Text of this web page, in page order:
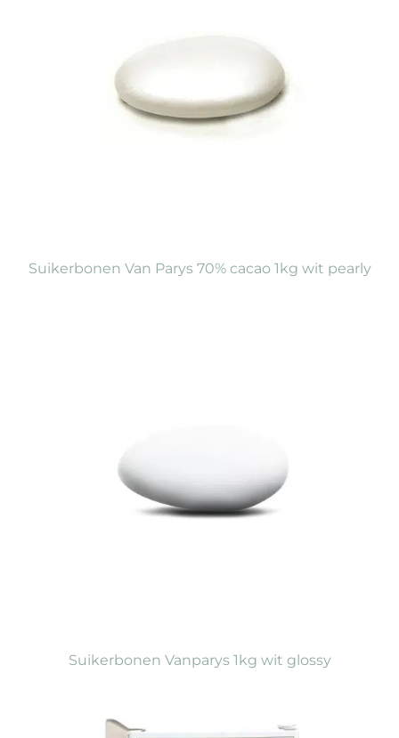
Suikerbonen Van Parys 70% cacao 1kg wit pearly
Suikerbonen Vanparys 1kg wit glossy